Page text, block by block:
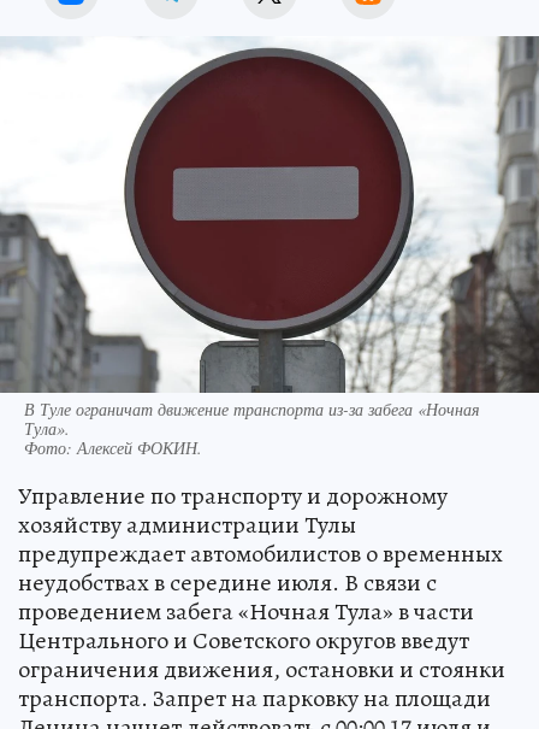
Михаил КОРЕНЮГИН
В Туле ограничат движение транспорта из-за забега «Ночная
Тула».
Фото:Алексей ФОКИН.
Управление по транспорту и дорожному
хозяйству администрации Тулы
предупреждает автомобилистов о временных
неудобствах в середине июля. В связи с